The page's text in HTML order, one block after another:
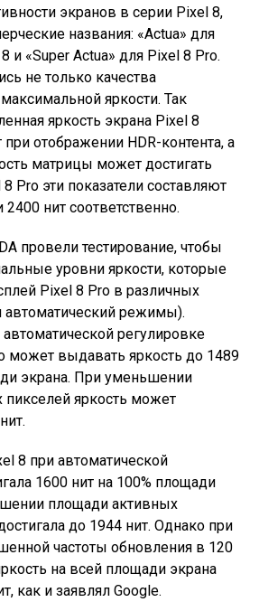
экранов в серии Pixel 8,
названия: «Actua» для
и «Super Actua» для Pixel 8 Pro.
не только качества
яркости. Так
яркость экрана Pixel 8
при отображении HDR-контента, а
матрицы может достигать
Pro эти показатели составляют
2400 нит соответственно.
провели тестирование, чтобы
уровни яркости, которые
Pixel 8 Pro в различных
автоматический режимы).
регулировке
может выдавать яркость до 1489
экрана. При уменьшении
яркость может
8 при автоматической
1600 нит на 100% площади
площади активных
до 1944 нит. Однако при
частоты обновления в 120
на всей площади экрана
как и заявлял Google.